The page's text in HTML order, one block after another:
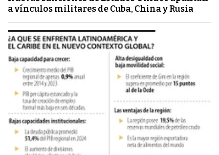
a vínculos militares de Cuba, China y Rusia